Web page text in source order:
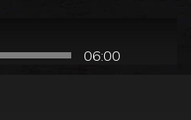
06:00